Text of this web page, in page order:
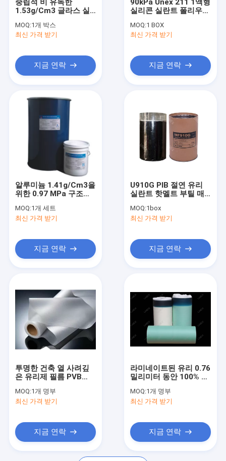
우리에 대하여
품질 관리
연락주세요
인용문을 요구하세요
유리 실리콘 실란트
격리 유리제 실란트
알루미늄 창 이격자
분자체 방습제
중립적 비 유독한
1.53g/Cm3 글라스 실
MOQ:1개 박스
최신 가격 받기
지금 연락
90kPa Unex 211 1액형
실리콘 실란트 폴리우레
MOQ:1 BOX
최신 가격 받기
지금 연락
알루미늄 1.41g/Cm3을
위한 0.97 MPa 구조적
MOQ:1개 세트
최신 가격 받기
지금 연락
U910G PIB 절연 유리
실란트 핫멜트 부틸 매
MOQ:1box
최신 가격 받기
지금 연락
투명한 건축 열 사려깊
은 유리제 필름 PVB
1.14mm 1.52mm
MOQ:1개 명부
최신 가격 받기
지금 연락
라미네이트된 유리 0.76
밀리미터 동안 100% 버
비닐 부티랄 영화
MOQ:1개 명부
최신 가격 받기
지금 연락